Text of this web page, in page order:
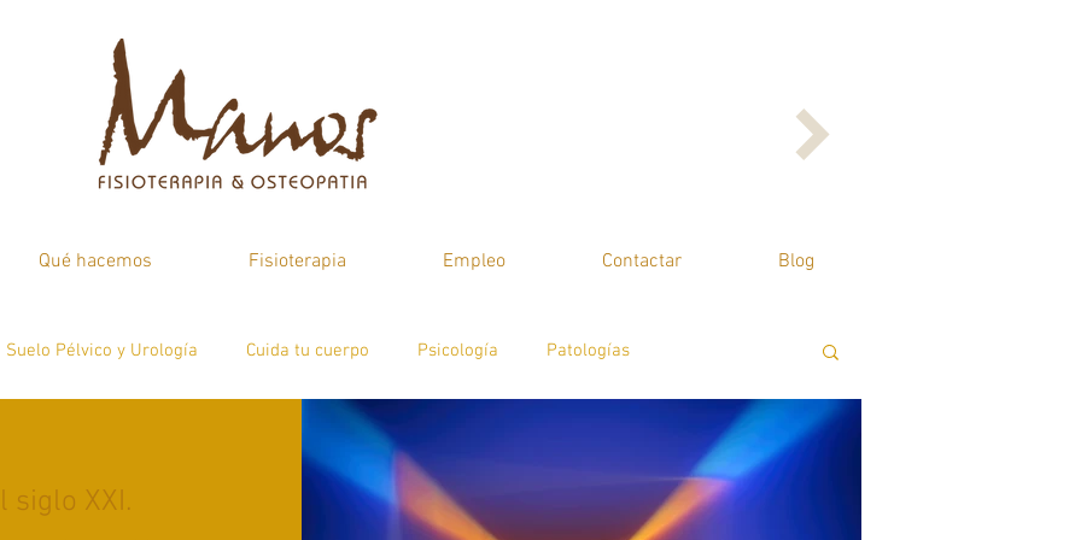
Qué hacemos Fisioterapia Empleo Contactar Blog
Suelo Pélvico y Urología Cuida tu cuerpo Psicología Patologías
siglo XXI.